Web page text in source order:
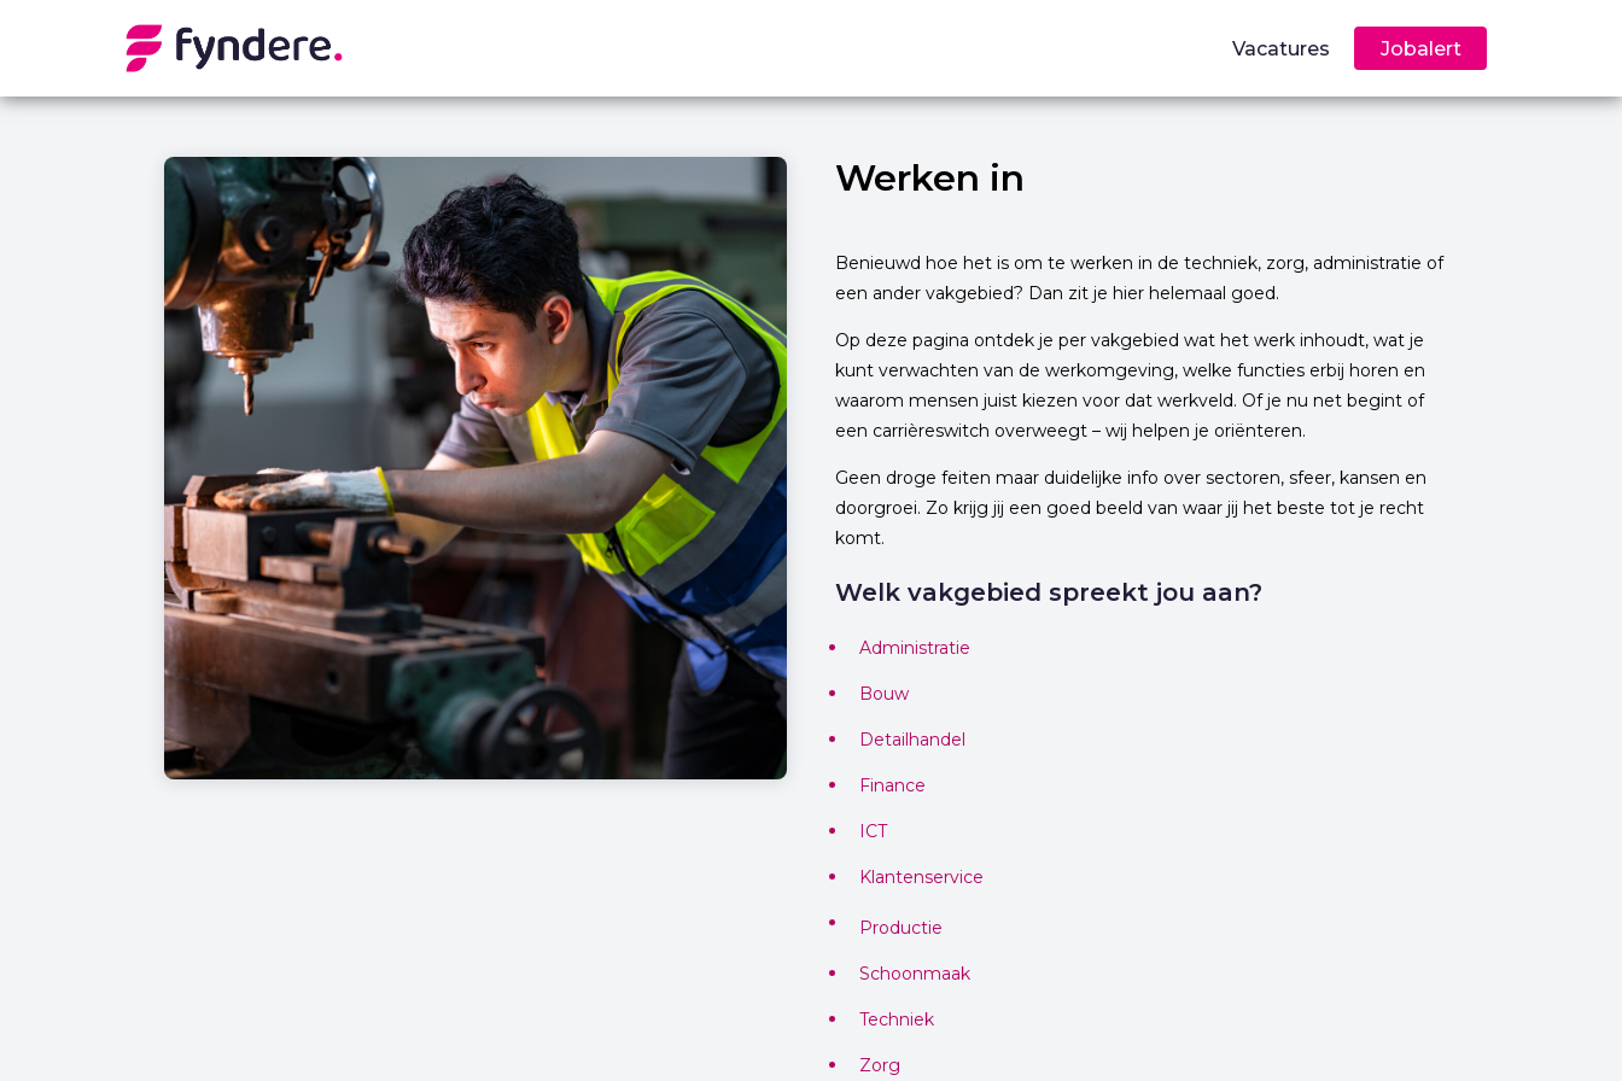
Vacatures Jobalert
Werken in
Benieuwd hoe het is om te werken in de techniek, zorg, administratie of
een ander vakgebied? Dan zit je hier helemaal goed.
Op deze pagina ontdek je per vakgebied wat het werk inhoudt, wat je
kunt verwachten van de werkomgeving, welke functies erbij horen en
waarom mensen juist kiezen voor dat werkveld. Of je nu net begint of
een carrièreswitch overweegt – wij helpen je oriënteren.
Geen droge feiten maar duidelijke info over sectoren, sfeer, kansen en
doorgroei. Zo krijg jij een goed beeld van waar jij het beste tot je recht
komt.
Welk vakgebied spreekt jou aan?
Administratie
Bouw
Detailhandel
Finance
ICT
Klantenservice
Productie
Schoonmaak
Techniek
Zorg